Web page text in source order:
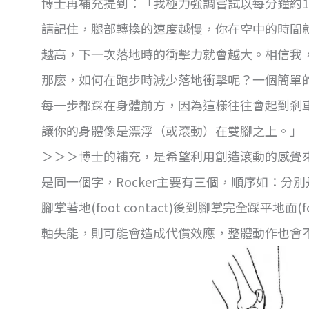
請記住，腿部轉換的速度越慢，你在空中的時
越高，下一次落地時的衝擊力就會越大。相信
那麼，如何在跑步時減少落地衝擊呢？一個簡
每一步都踩在身體前方，因為這樣往往會起到
讓你的身體像是漂浮（或滾動）在雙腳之上。」
＞＞＞博士的補充，是希望利用創造滾動的感
是同一個字，Rocker主要有三個，順序如：分
腳掌著地(foot contact)後到腳掌完全踩平地面
軸失能，則可能會造成代償效應，整體動作也會